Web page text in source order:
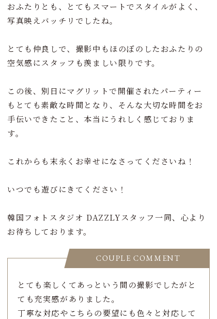
おふたりとも、とてもスマートでスタイルがよく、
写真映えバッチリでしたね。
とても仲良しで、撮影中もほのぼのしたおふたりの
空気感にスタッフも羨ましい限りです。
この後、別日にマグリットで開催されたパーティー
もとても素敵な時間となり、そんな大切な時間をお
手伝いできたこと、本当にうれしく感じておりま
す。
これからも末永くお幸せになさってくださいね！
いつでも遊びにきてください！
韓国フォトスタジオ DAZZLYスタッフ一同、心より
お待ちしております。
COUPLE COMMENT
とても楽しくてあっという間の撮影でしたがと
ても充実感がありました。
丁寧な対応やこちらの要望にも色々と対応して